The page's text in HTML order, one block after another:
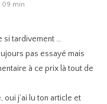
09 min
si tardivement …
pas essayé mais
à ce prix là tout de
oui j’ai lu ton article et